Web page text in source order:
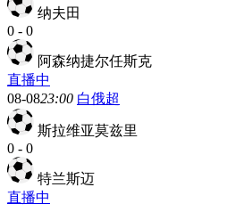
纳夫田
0 - 0
阿森纳捷尔任斯克
直播中
08-0823:00 白俄超
斯拉维亚莫兹里
0 - 0
特兰斯迈
直播中